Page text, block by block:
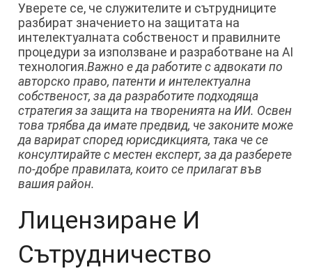
Уверете се, че служителите и сътрудниците
разбират значението на защитата на
интелектуалната собственост и правилните
процедури за използване и разработване на AI
технология.Важно е да работите с адвокати по
авторско право, патенти и интелектуална
собственост, за да разработите подходяща
стратегия за защита на творенията на ИИ. Освен
това трябва да имате предвид, че законите може
да варират според юрисдикцията, така че се
консултирайте с местен експерт, за да разберете
по-добре правилата, които се прилагат във
вашия район.
Лицензиране И
Сътрудничество